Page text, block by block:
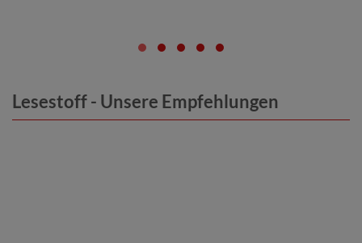
Lesestoff - Unsere Empfehlungen